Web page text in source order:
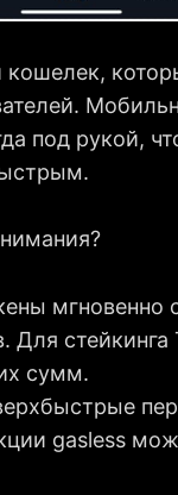
кошелек,
под рукой,
Для стейкинга
сумм.
gasless